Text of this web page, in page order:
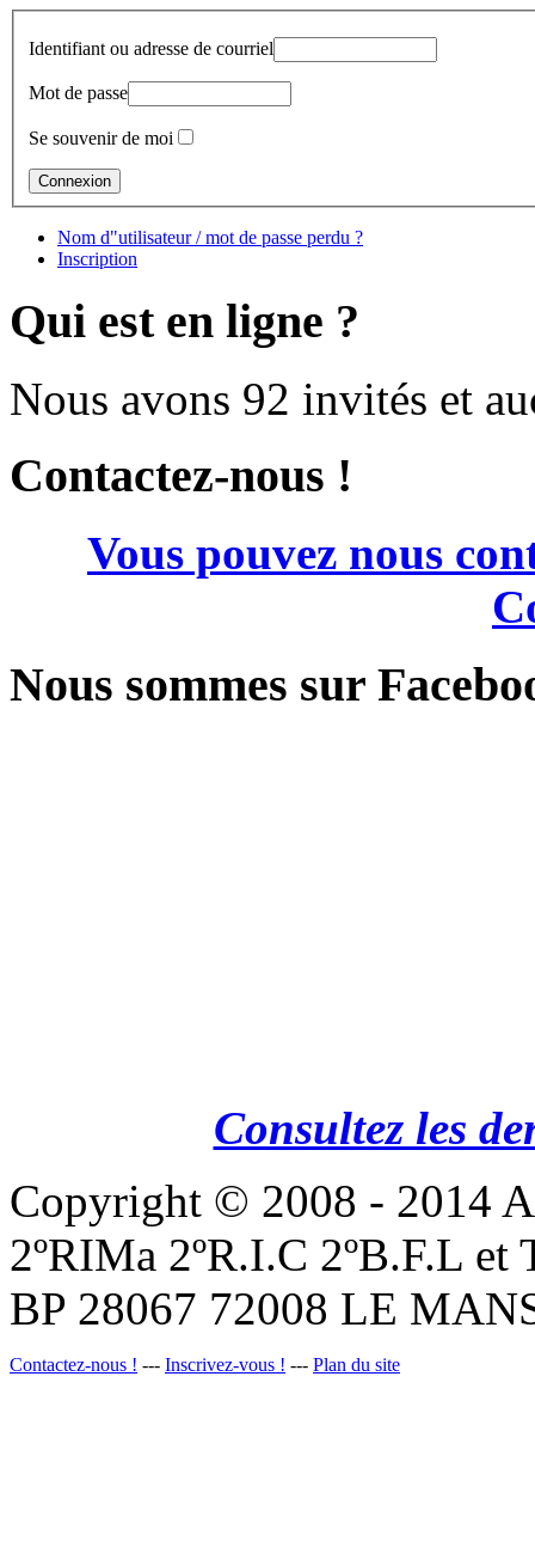
Identifiant ou adresse de courriel
Mot de passe
Se souvenir de moi
Nom d"utilisateur / mot de passe perdu ?
Inscription
Qui est en ligne ?
Nous avons 92 invités et
Contactez-nous !
Vous pouvez nous
Nous sommes sur
Consultez les
Copyright © 2008 - 2014
2ºRIMa 2ºR.I.C 2ºB.F.L
BP 28067 72008 LE
Contactez-nous ! --- Inscrivez-vous ! --- Plan du site